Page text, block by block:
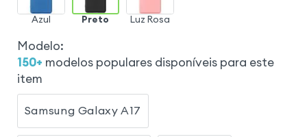
Azul Preto Luz Rosa
Modelo:
150+ modelos populares disponíveis para este
item
Samsung Galaxy A17